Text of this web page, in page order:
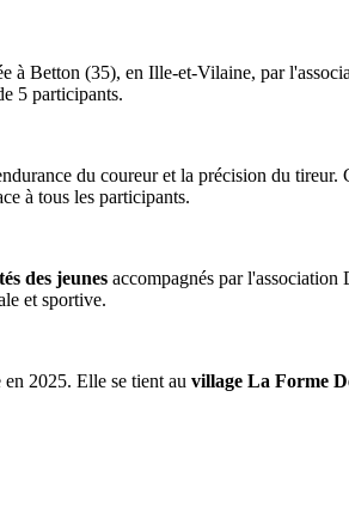
à Betton (35), en Ille-et-Vilaine, par
5 participants.
du coureur et la précision du tireur.
à tous les participants.
des jeunes accompagnés par
et sportive.
en 2025. Elle se tient au village La Forme